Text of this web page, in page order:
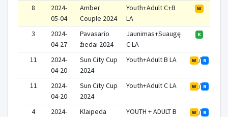
8
2024-
05-04
Amber
Couple 2024
Youth+Adult C+B
LA
W
3
2024-
04-27
Pavasario
žiedai 2024
Jaunimas+Suaugę
C LA
K
11
2024-
04-20
Sun City Cup
2024
Youth+Adult B LA W / R
11
2024-
04-20
Sun City Cup
2024
Youth+Adult C LA W / R
4
2024-
Klaipeda
YOUTH + ADULT B
W / R